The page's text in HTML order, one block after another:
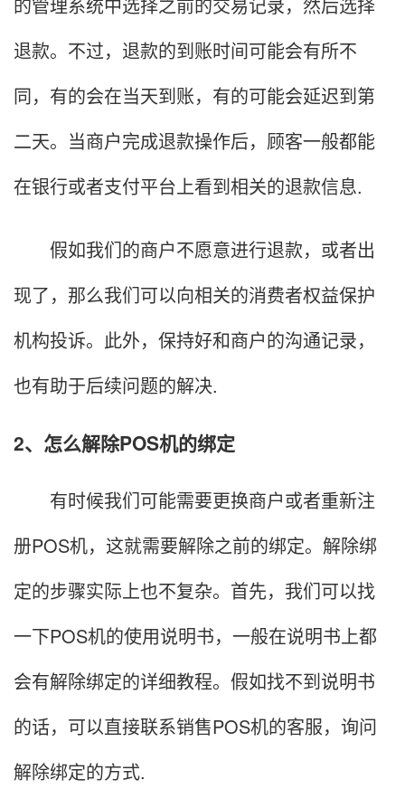
的管理系统中选择之前的交易记录，然后选择
退款。不过，退款的到账时间可能会有所不
同，有的会在当天到账，有的可能会延迟到第
二天。当商户完成退款操作后，顾客一般都能
在银行或者支付平台上看到相关的退款信息.
假如我们的商户不愿意进行退款，或者出
现了，那么我们可以向相关的消费者权益保护
机构投诉。此外，保持好和商户的沟通记录，
也有助于后续问题的解决.
2、怎么解除POS机的绑定
有时候我们可能需要更换商户或者重新注
册POS机，这就需要解除之前的绑定。解除绑
定的步骤实际上也不复杂。首先，我们可以找
一下POS机的使用说明书，一般在说明书上都
会有解除绑定的详细教程。假如找不到说明书
的话，可以直接联系销售POS机的客服，询问
解除绑定的方式.